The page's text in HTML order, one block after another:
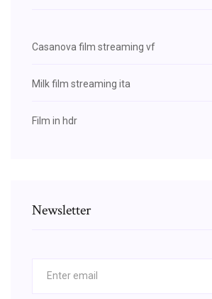
Casanova film streaming vf
Milk film streaming ita
Film in hdr
Newsletter